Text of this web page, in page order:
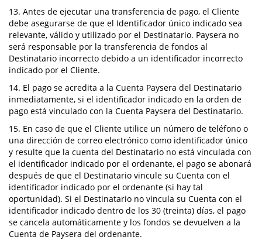
13. Antes de ejecutar una transferencia de pago, el Cliente
debe asegurarse de que el Identificador único indicado sea
relevante, válido y utilizado por el Destinatario. Paysera no
será responsable por la transferencia de fondos al
Destinatario incorrecto debido a un identificador incorrecto
indicado por el Cliente.
14. El pago se acredita a la Cuenta Paysera del Destinatario
inmediatamente, si el identificador indicado en la orden de
pago está vinculado con la Cuenta Paysera del Destinatario.
15. En caso de que el Cliente utilice un número de teléfono o
una dirección de correo electrónico como identificador único
y resulte que la cuenta del Destinatario no está vinculada con
el identificador indicado por el ordenante, el pago se abonará
después de que el Destinatario vincule su Cuenta con el
identificador indicado por el ordenante (si hay tal
oportunidad). Si el Destinatario no vincula su Cuenta con el
identificador indicado dentro de los 30 (treinta) días, el pago
se cancela automáticamente y los fondos se devuelven a la
Cuenta de Paysera del ordenante.